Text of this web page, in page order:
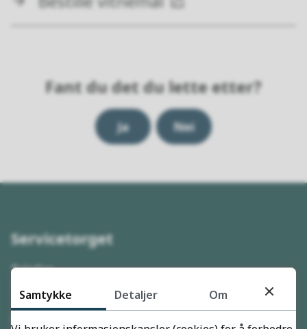
Fant du det du lette etter?
Ja Nei
Servicetorget
Telefon
Samtykke Detaljer Om